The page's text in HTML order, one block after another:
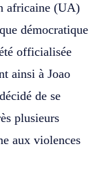
africaine (UA)
démocratique
officialisée
ainsi à Joao
de se
plusieurs
aux violences